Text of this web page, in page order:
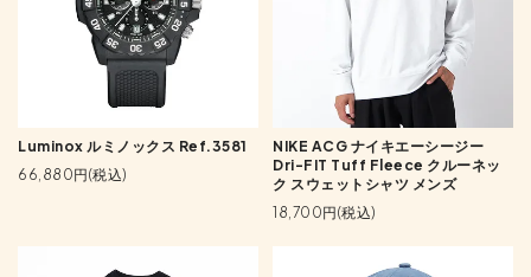
Luminox ルミノックス Ref.3581
66,880円(税込)
NIKE ACG ナイキエーシージー
Dri-FIT Tuff Fleece クルーネッ
ク スウェットシャツ メンズ
18,700円(税込)